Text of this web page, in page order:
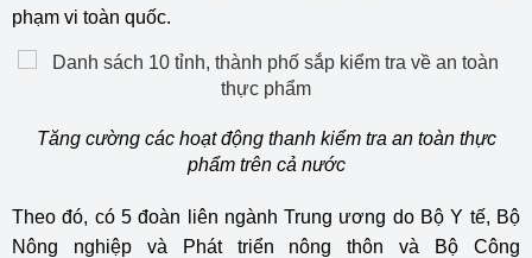
phạm vi toàn quốc.
Tăng cường các hoạt động thanh kiểm tra an toàn thực
phẩm trên cả nước
Theo đó, có 5 đoàn liên ngành Trung ương do Bộ Y tế, Bộ
Nông nghiệp và Phát triển nông thôn và
Bộ Công